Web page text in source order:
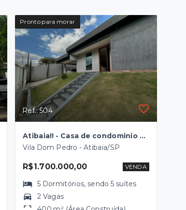
Pronto para morar
Ref.: 504
Atibaia!! - Casa de condominio com 5 dormitorios piscina e area gourmet - A venda!!
Vila Dom Pedro - Atibaia/SP
R$1.700.000,00 VENDA
5 Dormitórios, sendo5 suítes
2 Vagas